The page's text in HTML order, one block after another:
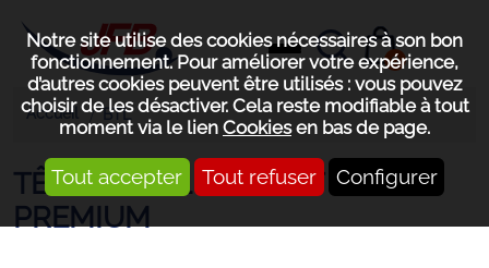
Notre site utilise des cookies nécessaires à son bon
fonctionnement. Pour améliorer votre expérience,
d’autres cookies peuvent être utilisés : vous pouvez
choisir de les désactiver. Cela reste modifiable à tout
moment via le lien Cookiesen bas de page.
Tout accepter Tout refuser Configurer
0
Accueil BTL
TÊTE US BTL / SMART /
PREMIUM